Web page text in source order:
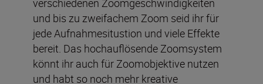
verschiedenen Zoomgeschwindigkeiten
und bis zu zweifachem Zoom seid ihr für
jede Aufnahmesitustion und viele Effekte
bereit. Das hochauflösende Zoomsystem
könnt ihr auch für Zoomobjektive nutzen
und habt so noch mehr kreative